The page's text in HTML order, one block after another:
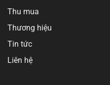
Thu mua
Thương hiệu
Tin tức
Liên hệ